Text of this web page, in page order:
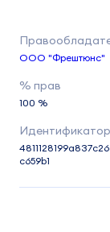
ООО "Фрештюнс"
100 %
c659b1